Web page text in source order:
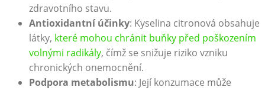
zdravotního stavu.
Antioxidantní účinky:⁤ Kyselina citronová obsahuje⁣
látky, které mohou ⁤chránit buňky před‌ poškozením
volnými radikály, čímž se snižuje riziko vzniku
chronických onemocnění.
Podpora metabolismu: Její konzumace může